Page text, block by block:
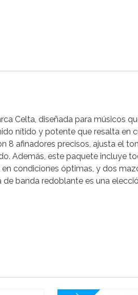
Celta, diseñada para músicos
nítido y potente que resalta en
8 afinadores precisos, ajusta el
Además, este paquete incluye
condiciones óptimas, y dos
banda redoblante es una